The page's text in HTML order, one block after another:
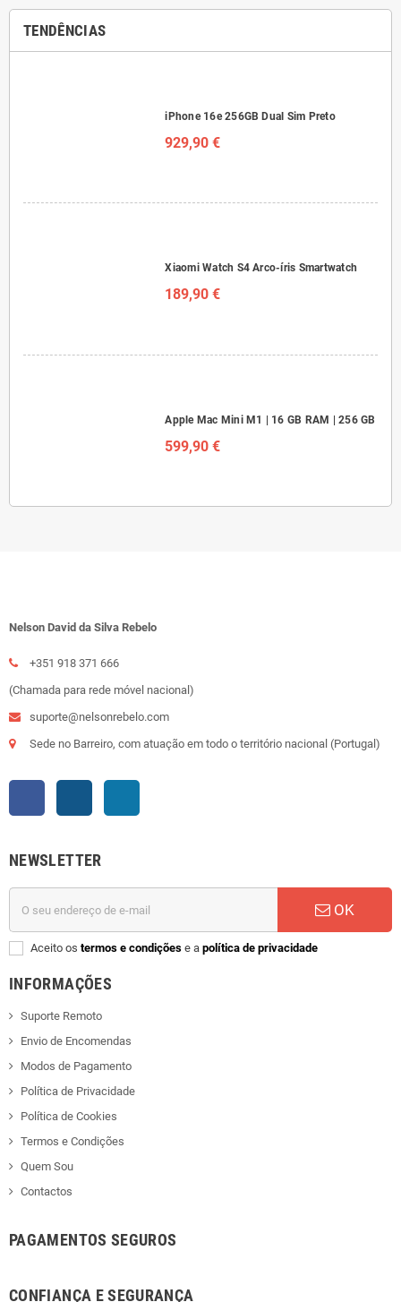
TENDÊNCIAS
iPhone 16e 256GB Dual Sim Preto
929,90 €
Xiaomi Watch S4 Arco-íris Smartwatch
189,90 €
Apple Mac Mini M1 | 16 GB RAM | 256 GB
599,90 €
Nelson David da Silva Rebelo
+351 918 371 666
(Chamada para rede móvel nacional)
suporte@nelsonrebelo.com
Sede no Barreiro, com atuação em todo o território nacional (Portugal)
NEWSLETTER
OK
Aceito os termos e condições e a política de privacidade
INFORMAÇÕES
Suporte Remoto
Envio de Encomendas
Modos de Pagamento
Política de Privacidade
Política de Cookies
Termos e Condições
Quem Sou
Contactos
PAGAMENTOS SEGUROS
CONFIANÇA E SEGURANÇA